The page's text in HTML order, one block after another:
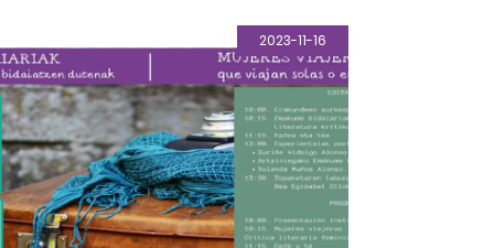
2023-11-16